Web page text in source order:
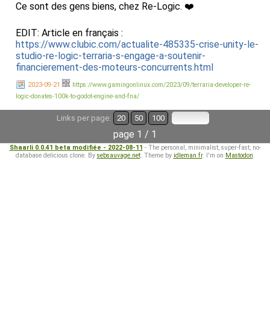
Ce sont des gens biens, chez Re-Logic. ❤️
EDIT: Article en français :
https://www.clubic.com/actualite-485335-crise-unity-le-
studio-re-logic-terraria-s-engage-a-soutenir-
financierement-des-moteurs-concurrents.html
2023-09-21
https://www.gamingonlinux.com/2023/09/terraria-developer-re-
logic-donates-100k-to-godot-engine-and-fna/
Links per page: 20 50 100
page 1 / 1
Shaarli 0.0.41 beta modifiée - 2022-08-11 - The personal, minimalist, super-fast, no-
database delicious clone. By sebsauvage.net. Theme by idleman.fr. I'm on Mastodon.